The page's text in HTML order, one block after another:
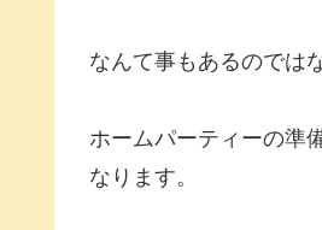
なんて事もあるのでは
ホームパーティーの準
なります。